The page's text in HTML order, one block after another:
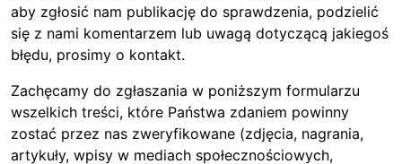
aby zgłosić nam publikację do sprawdzenia, podzielić
się z nami komentarzem lub uwagą dotyczącą jakiegoś
błędu, prosimy o kontakt.
Zachęcamy do zgłaszania w poniższym formularzu
wszelkich treści, które Państwa zdaniem powinny
zostać przez nas zweryfikowane (zdjęcia, nagrania,
artykuły, wpisy w mediach społecznościowych,